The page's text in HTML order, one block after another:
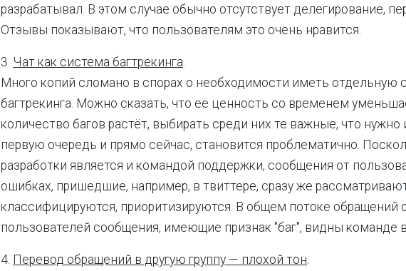
разрабатывал. В этом случае обычно отсутствует делегирование,
Отзывы показывают, что пользователям это очень нравится.
3. Чат как система багтрекинга.
Много копий сломано в спорах о необходимости иметь отдельную
багтрекинга. Можно сказать, что её ценность со временем
количество багов растёт, выбирать среди них те важные, что нужно
первую очередь и прямо сейчас, становится проблематично.
разработки является и командой поддержки, сообщения от
ошибках, пришедшие, например, в твиттере, сразу же
классифицируются, приоритизируются. В общем потоке обращений
пользователей сообщения, имеющие признак "баг", видны команде
4. Перевод обращений в другую группу — плохой тон.